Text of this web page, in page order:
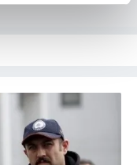
noktasında tek gelir
için İnternet
ait çerezler